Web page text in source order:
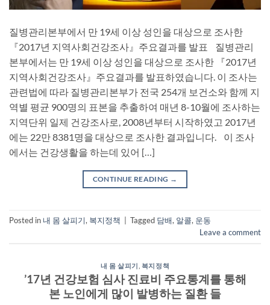
질병관리본부에서 만 19세 이상 성인을 대상으로 조사한
『2017년 지역사회건강조사』주요결과를 발표 질병관리
본부에서는 만 19세 이상 성인을 대상으로 조사한 『2017년
지역사회건강조사』주요결과를 발표하였습니다. 이 조사는
관련법에 따라 질병관리본부가 전국 254개 보건소와 함께 지
역별 평균 900명의 표본을 추출하여 매년 8-10월에 조사하는
지역단위 일제 건강조사로, 2008년부터 시작하였고 2017년
에는 22만 8381명을 대상으로 조사한 결과입니다. 이 조사
에서는 건강생활을 하는데 있어 […]
CONTINUE READING →
Posted in내 몸 살피기, 복지정책 Tagged 담배, 알콜, 운동
Leave a comment
내 몸 살피기 복지정책
’17년 건강보험 심사 진료비 주요통계를 통해
본 노인에게 많이 발병하는 질환 들